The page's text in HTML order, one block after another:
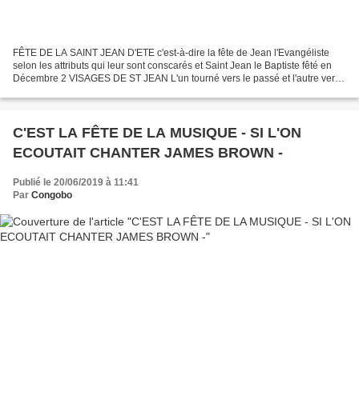
FÊTE DE LA SAINT JEAN D'ETE c'est-à-dire la fête de Jean l'Evangéliste
selon les attributs qui leur sont conscarés et Saint Jean le Baptiste fêté en
Décembre 2 VISAGES DE ST JEAN L'un tourné vers le passé et l'autre vers
C'EST LA FÊTE DE LA MUSIQUE - SI L'ON
ECOUTAIT CHANTER JAMES BROWN -
Publié le 20/06/2019 à 11:41
Par Congobo